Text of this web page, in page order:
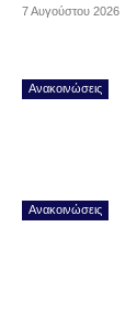
7 Αυγούστου 2026
Ανακοινώσεις
Ανακοινώσεις